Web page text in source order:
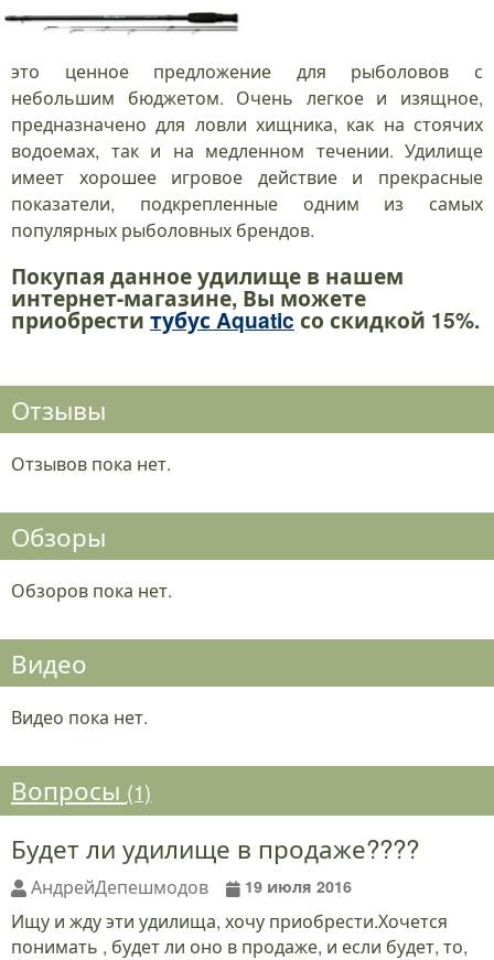
это ценное предложение для рыболовов с
небольшим бюджетом. Очень легкое и изящное,
предназначено для ловли хищника, как на стоячих
водоемах, так и на медленном течении. Удилище
имеет хорошее игровое действие и прекрасные
показатели, подкрепленные одним из самых
популярных рыболовных брендов.
Покупая данное удилище в нашем
интернет-магазине, Вы можете
приобрести тубус Aquatic со скидкой 15%.
Отзывы
Отзывов пока нет.
Обзоры
Обзоров пока нет.
Видео
Видео пока нет.
Вопросы (1)
Будет ли удилище в продаже????
АндрейДепешмодов 19 июля 2016
Ищу и жду эти удилища, хочу приобрести.Хочется
понимать , будет ли оно в продаже, и если будет, то,